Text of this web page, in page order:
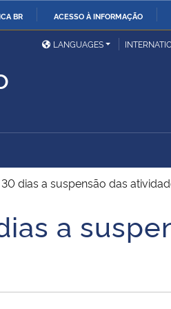
BR ACESSO À INFORMAÇÃO
Ministério das Relações
Exteriores
União
Banco Central do Brasil
LANGUAGES
dias a suspensão das
a